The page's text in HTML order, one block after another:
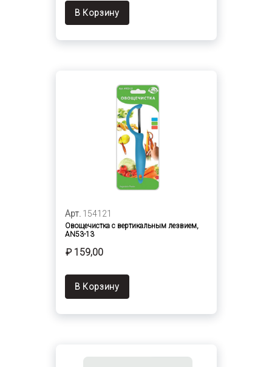
В Корзину
Арт. 154121
Овощечистка с вертикальным лезвием,
AN53-13
₽ 159,00
В Корзину